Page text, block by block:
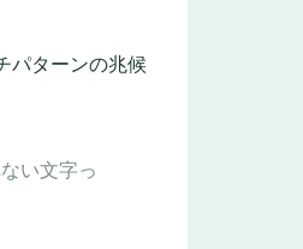
パターンの兆候
い文字っ